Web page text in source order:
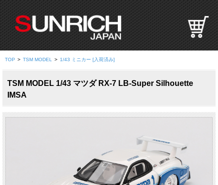
R
I
H
J
P
A
N
TOP > TSM MODEL > 1/43 ミニカー [入荷済み]
TSM MODEL 1/43 マツダ RX-7 LB-Super Silhouette
IMSA